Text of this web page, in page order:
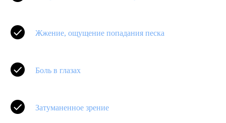
Жжение, ощущение попадания песка
Боль в глазах
Затуманенное зрение